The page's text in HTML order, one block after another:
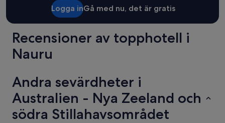
Logga inGå med nu, det är gratis
Recensioner av topphotell i
Nauru
Andra sevärdheter i
Australien - Nya Zeeland och
södra Stillahavsområdet